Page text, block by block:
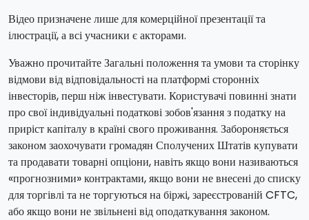
Відео призначене лише для комерційної презентації та
ілюстрації, а всі учасники є акторами.
Уважно прочитайте Загальні положення та умови та сторінку
відмови від відповідальності на платформі сторонніх
інвесторів, перш ніж інвестувати. Користувачі повинні знати
про свої індивідуальні податкові зобов'язання з податку на
приріст капіталу в країні свого проживання. Забороняється
законом заохочувати громадян Сполучених Штатів купувати
та продавати товарні опціони, навіть якщо вони називаються
«прогнозними» контрактами, якщо вони не внесені до списку
для торгівлі та не торгуються на біржі, зареєстрованій CFTC,
або якщо вони не звільнені від оподаткування законом.